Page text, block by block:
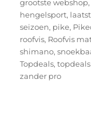
grootste webshop,
hengelsport,
seizoen, pike,
roofvis, Roofvis
shimano,
Topdeals,
zander pro